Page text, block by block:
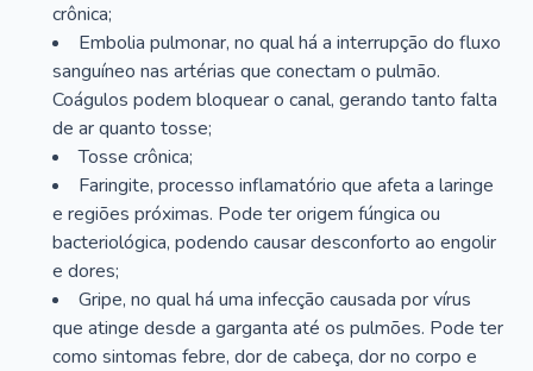
crônica;
Embolia pulmonar, no qual há a interrupção do fluxo
sanguíneo nas artérias que conectam o pulmão.
Coágulos podem bloquear o canal, gerando tanto falta
de ar quanto tosse;
Tosse crônica;
Faringite, processo inflamatório que afeta a laringe
e regiões próximas. Pode ter origem fúngica ou
bacteriológica, podendo causar desconforto ao engolir
e dores;
Gripe, no qual há uma infecção causada por vírus
que atinge desde a garganta até os pulmões. Pode ter
como sintomas febre, dor de cabeça, dor no corpo e